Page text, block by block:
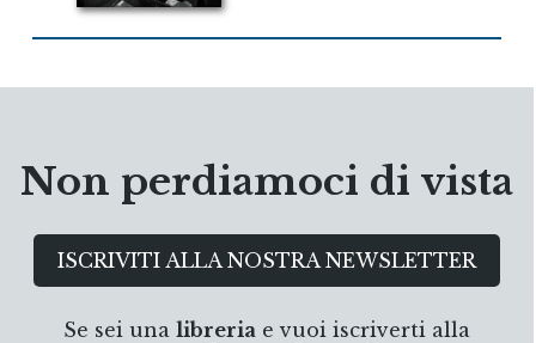
Non perdiamoci di vista
ISCRIVITI ALLA NOSTRA NEWSLETTER
Se sei una libreriae vuoi iscriverti alla